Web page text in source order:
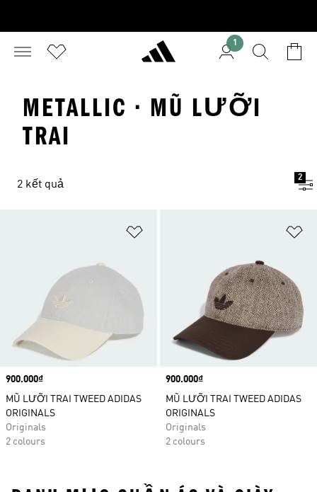
1
METALLIC · MŨ LƯỠI
TRAI
2 kết quả
2
Price
900.000₫
MŨ LƯỠI TRAI TWEED ADIDAS
ORIGINALS
Originals
2 colours
Price
900.000₫
MŨ LƯỠI TRAI TWEED ADIDAS
ORIGINALS
Originals
2 colours